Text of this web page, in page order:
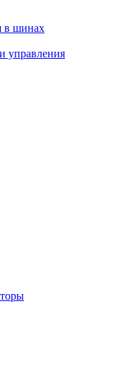
в шинах
управления